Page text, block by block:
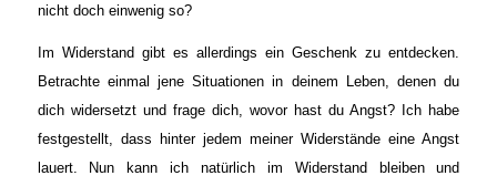
nicht doch einwenig so?
Im Widerstand gibt es allerdings ein Geschenk zu entdecken.
Betrachte einmal jene Situationen in deinem Leben, denen du
dich widersetzt und frage dich, wovor hast du Angst? Ich habe
festgestellt, dass hinter jedem meiner Widerstände eine Angst
lauert. Nun kann ich natürlich im Widerstand bleiben und